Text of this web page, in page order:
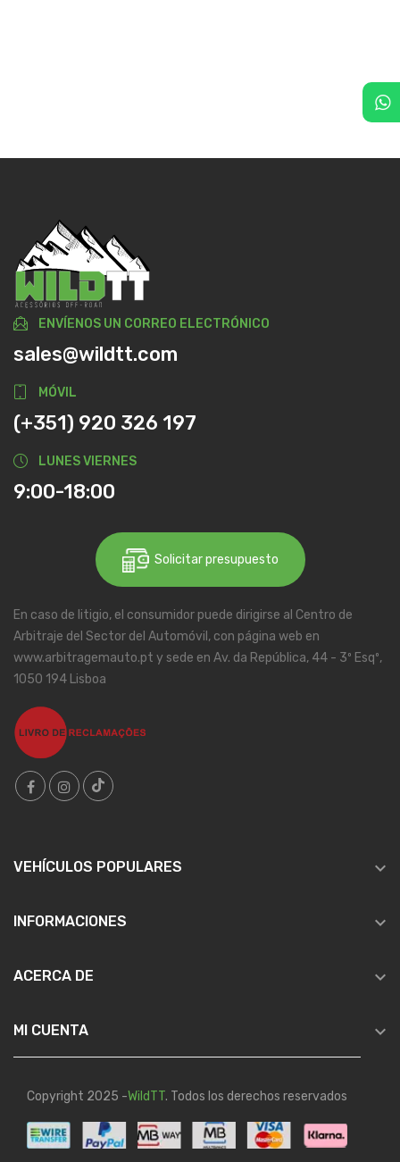
ENVÍENOS UN CORREO ELECTRÓNICO
sales@wildtt.com
MÓVIL
(+351) 920 326 197
LUNES VIERNES
9:00-18:00
Solicitar presupuesto
En caso de litigio, el consumidor puede dirigirse al Centro de
Arbitraje del Sector del Automóvil, con página web en
www.arbitragemauto.pt y sede en Av. da República, 44 - 3º Esqº,
1050 194 Lisboa
VEHÍCULOS POPULARES 
INFORMACIONES 
ACERCA DE 
MI CUENTA 
Copyright 2025 -WildTT. Todos los derechos reservados